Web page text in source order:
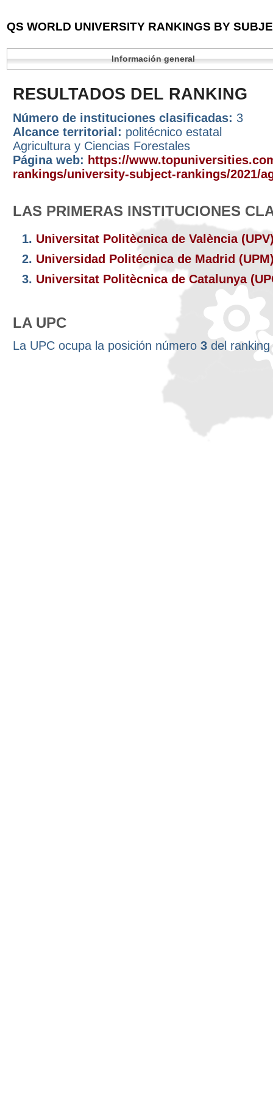
QS WORLD UNIVERSITY RANKINGS BY
Información general
RESULTADOS DEL RANKING
Número de instituciones clasificadas: 3
Alcance territorial: politécnico estatal
Agricultura y Ciencias Forestales
Página web: https://
rankings/university-subject-rankings/2021/
LAS PRIMERAS INSTITUCIONES
1. Universitat Politècnica de València
2. Universidad Politécnica de Madrid
3. Universitat Politècnica de Catalunya
LA UPC
La UPC ocupa la posición número 3 del ranking